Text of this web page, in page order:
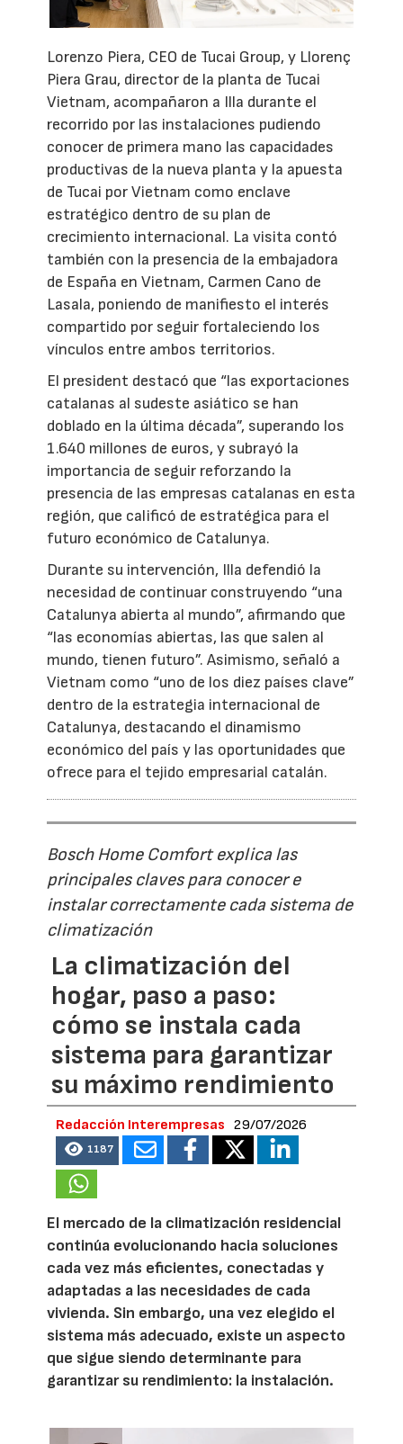
Lorenzo Piera, CEO de Tucai Group, y Llorenç
Piera Grau, director de la planta de Tucai
Vietnam, acompañaron a Illa durante el
recorrido por las instalaciones pudiendo
conocer de primera mano las capacidades
productivas de la nueva planta y la apuesta
de Tucai por Vietnam como enclave
estratégico dentro de su plan de
crecimiento internacional. La visita contó
también con la presencia de la embajadora
de España en Vietnam, Carmen Cano de
Lasala, poniendo de manifiesto el interés
compartido por seguir fortaleciendo los
vínculos entre ambos territorios.
El president destacó que “las exportaciones
catalanas al sudeste asiático se han
doblado en la última década”, superando los
1.640 millones de euros, y subrayó la
importancia de seguir reforzando la
presencia de las empresas catalanas en esta
región, que calificó de estratégica para el
futuro económico de Catalunya.
Durante su intervención, Illa defendió la
necesidad de continuar construyendo “una
Catalunya abierta al mundo”, afirmando que
“las economías abiertas, las que salen al
mundo, tienen futuro”. Asimismo, señaló a
Vietnam como “uno de los diez países clave”
dentro de la estrategia internacional de
Catalunya, destacando el dinamismo
económico del país y las oportunidades que
ofrece para el tejido empresarial catalán.
Bosch Home Comfort explica las
principales claves para conocer e
instalar correctamente cada sistema de
climatización
La climatización del
hogar, paso a paso:
cómo se instala cada
sistema para garantizar
su máximo rendimiento
Redacción Interempresas 29/07/2026
1187
El mercado de la climatización residencial
continúa evolucionando hacia soluciones
cada vez más eficientes, conectadas y
adaptadas a las necesidades de cada
vivienda. Sin embargo, una vez elegido el
sistema más adecuado, existe un aspecto
que sigue siendo determinante para
garantizar su rendimiento: la instalación.